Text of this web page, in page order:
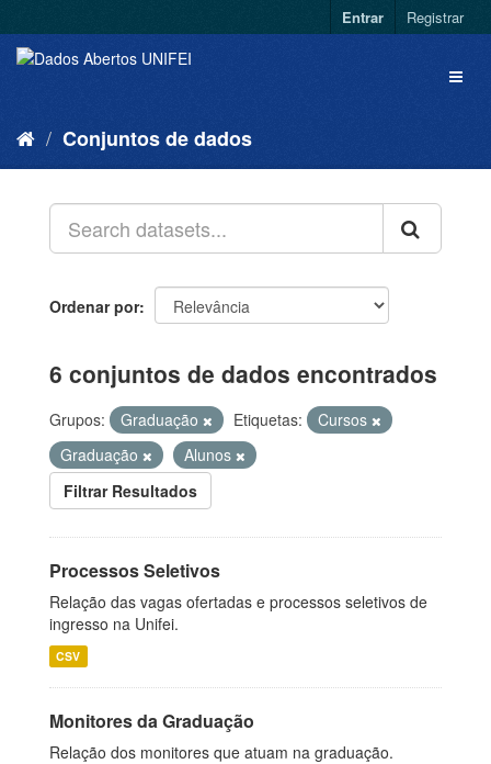
Entrar Registrar
Conjuntos de dados
Ordenar por
6 conjuntos de dados encontrados
Grupos: Graduação Etiquetas:
Cursos
Graduação
Alunos
Filtrar Resultados
Processos Seletivos
Relação das vagas ofertadas e processos seletivos de
ingresso na Unifei.
CSV
Monitores da Graduação
Relação dos monitores que atuam na graduação.